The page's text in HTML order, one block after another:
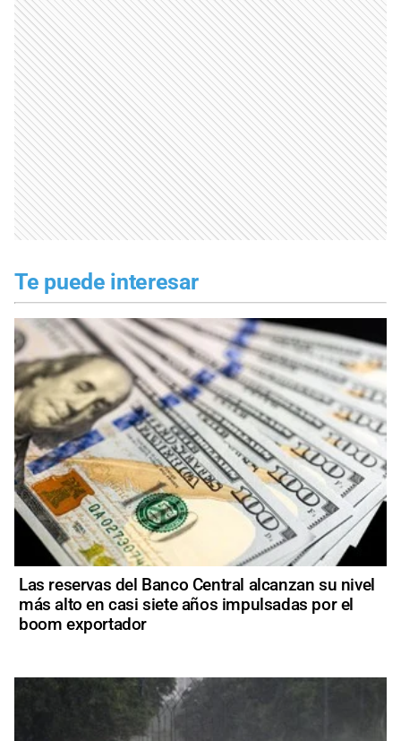
Te puede interesar
Las reservas del Banco Central alcanzan su nivel
más alto en casi siete años impulsadas por el
boom exportador